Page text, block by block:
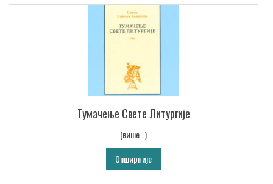
Тумачење Свете Литургије
(више…)
Опширније